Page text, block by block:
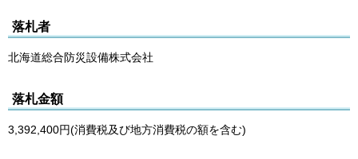
落札者
北海道総合防災設備株式会社
落札金額
3,392,400円(消費税及び地方消費税の額を含む)